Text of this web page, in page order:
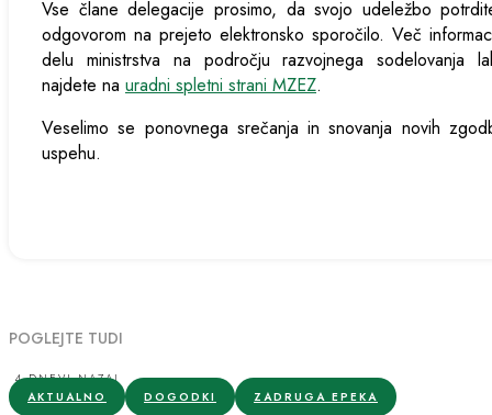
Vse člane delegacije prosimo, da svojo udeležbo
odgovorom na prejeto elektronsko sporočilo. Več
delu ministrstva na področju razvojnega sodelovanja
najdete na uradni spletni strani MZEZ.
Veselimo se ponovnega srečanja in snovanja novih
uspehu.
POGLEJTE TUDI
4 DNEVI NAZAJ
AKTUALNO
DOGODKI ZADRUGA EPEKA